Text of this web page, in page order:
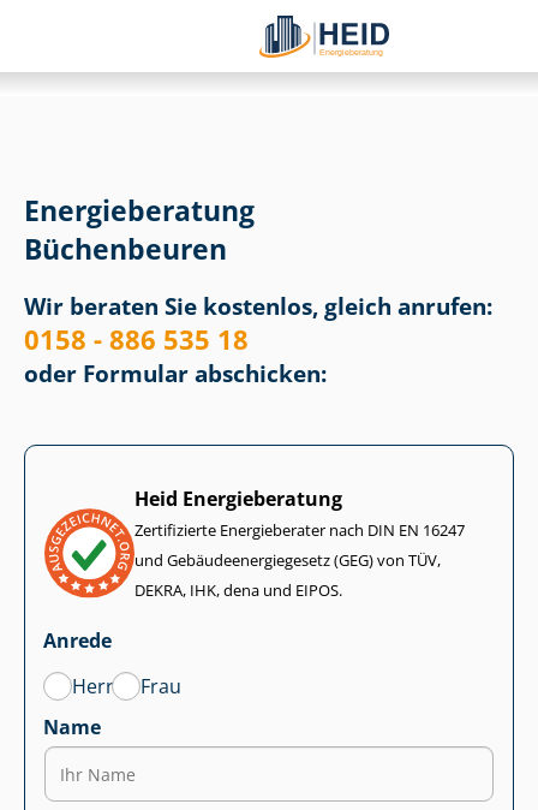
Energieberatung
Büchenbeuren
Wir beraten Sie kostenlos, gleich anrufen:
0158 - 886 535 18
oder Formular abschicken:
Heid Energieberatung
Zertifizierte Energieberater nach DIN EN 16247
und Ge­bäu­de­en­er­gie­ge­setz (GEG) von TÜV,
DEKRA, IHK, dena und EIPOS.
Anrede
Herr
Frau
Name